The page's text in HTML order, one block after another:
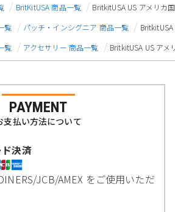
BritKitUSA 商品一覧
BritkitUSA US アメリカ
覧 パッチ・インシグニア 商品一覧
覧 アクセサリー 商品一覧 BritkitUSA US アメ
PAYMENT
支払い方法について
決済
JCB/AMEX をご使用いただ